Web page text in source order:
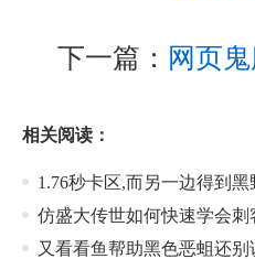
下一篇： 网页
相关阅读：
1.76秒卡区,而另一边得到黑
仿盛大传世如何快速学会刺
又看看鱼帮助黑色恶蛆还别